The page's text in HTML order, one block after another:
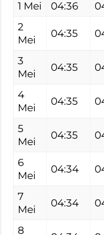
1 Mei 04:36
2
Mei
04:35
3
Mei
04:35
4
Mei
04:35
5
Mei
04:35
6
Mei
04:34
7
Mei
04:34
8